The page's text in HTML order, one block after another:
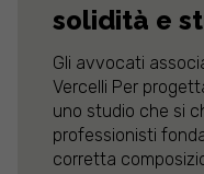
solidità e
Gli avvocati
Vercelli Per
uno studio che si
professionisti
corretta